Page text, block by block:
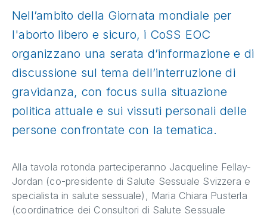
Nell’ambito della Giornata mondiale per
l'aborto libero e sicuro, i CoSS EOC
organizzano una serata d’informazione e di
discussione sul tema dell’interruzione di
gravidanza, con focus sulla situazione
politica attuale e sui vissuti personali delle
persone confrontate con la tematica.
Alla tavola rotonda parteciperanno Jacqueline Fellay-
Jordan (co-presidente di Salute Sessuale Svizzera e
specialista in salute sessuale), Maria Chiara Pusterla
(coordinatrice dei Consultori di Salute Sessuale